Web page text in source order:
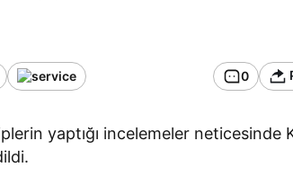
0
yaptığı incelemeler neticesinde